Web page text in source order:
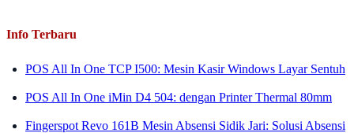
Info Terbaru
POS All In One TCP I500: Mesin Kasir Windows Layar Sentuh
POS All In One iMin D4 504: dengan Printer Thermal 80mm
Fingerspot Revo 161B Mesin Absensi Sidik Jari: Solusi Absensi